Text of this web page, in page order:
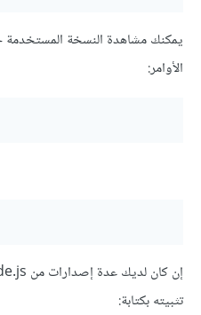
يمكنك مشاهدة النسخة المستخدمة
الأوامر:
تثبيته بكتابة: